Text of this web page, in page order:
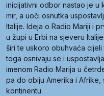
inicijativni odbor nastao je u
mir, a uoči osnutka
Italije. Ideja o Radio Mariji i
u župi u Erbi na sjeveru
širi te uskoro obuhvaća
toga osnivaju se i
imenom Radio Marija u
pa do obiju Amerika i Afrike,
kontinentu.